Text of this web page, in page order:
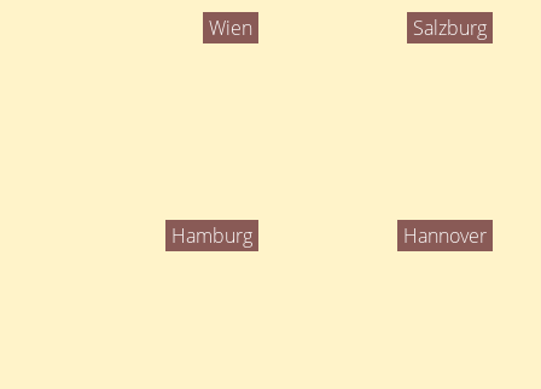
Wien Salzburg
Hamburg Hannover